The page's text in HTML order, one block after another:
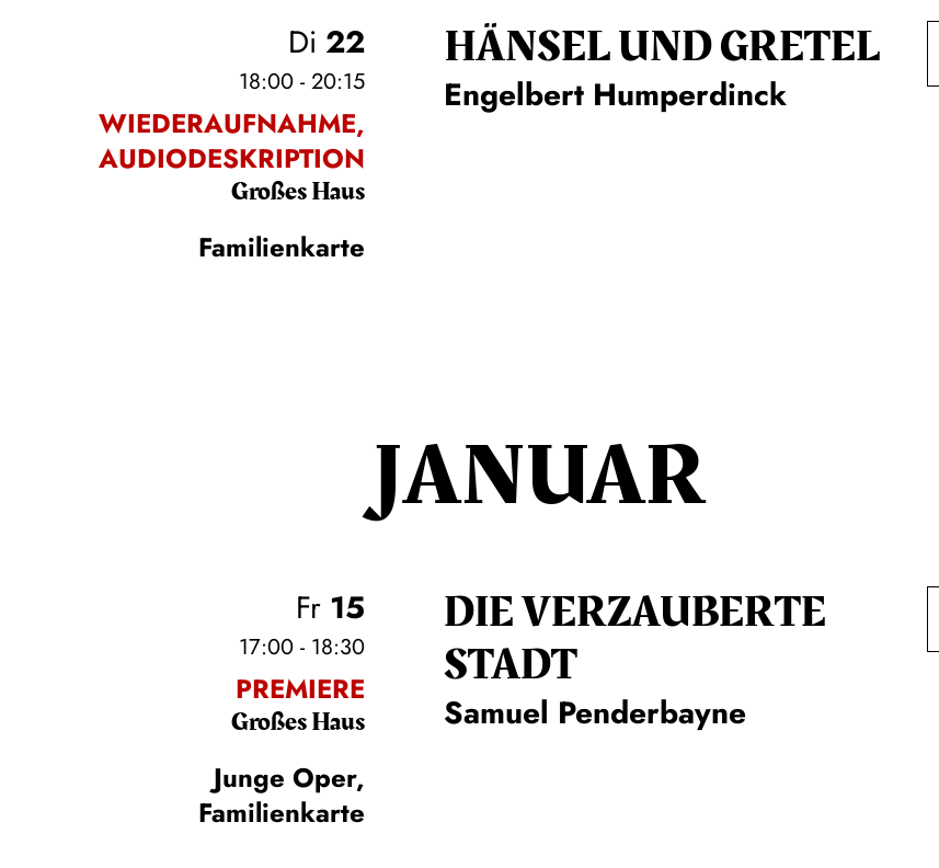
Di 22
18:00 - 20:15
WIEDERAUFNAHME,
AUDIODESKRIPTION
Großes Haus
Familienkarte
HÄNSEL UND GRETEL
Engelbert Humperdinck
JANUAR
Fr 15
17:00 - 18:30
PREMIERE
Großes Haus
Junge Oper,
Familienkarte
DIE VERZAUBERTE
STADT
Samuel Penderbayne